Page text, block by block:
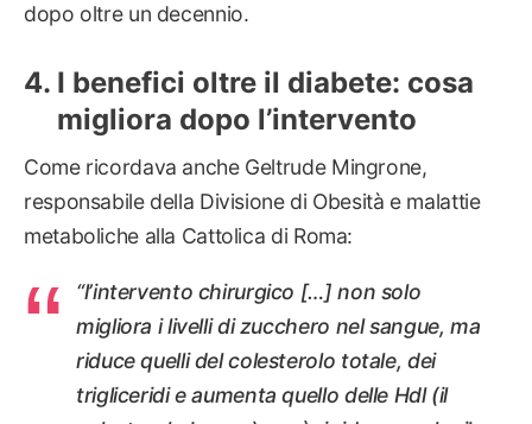
dopo oltre un decennio.
I benefici oltre il diabete: cosa
migliora dopo l’intervento
Come ricordava anche Geltrude Mingrone,
responsabile della Divisione di Obesità e malattie
metaboliche alla Cattolica di Roma:
“l’intervento chirurgico […] non solo
migliora i livelli di zucchero nel sangue, ma
riduce quelli del colesterolo totale, dei
trigliceridi e aumenta quello delle Hdl (il